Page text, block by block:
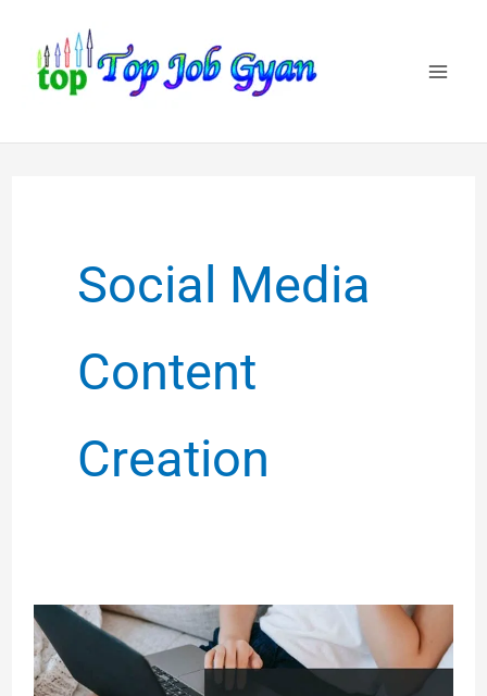
content
Social Media
Content
Creation